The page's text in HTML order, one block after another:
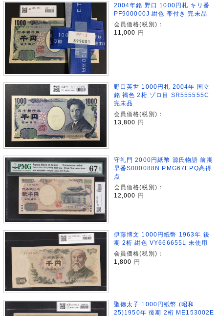
2004年銘 野口 1000円札 キリ番
PF900000J 紺色 帯付き 完未品
会員価格(税別)：
11,000 円
野口英世 1000円札 2004年 国立
銘 褐色 2桁 ゾロ目 SR555555C
完未品
会員価格(税別)：
13,800
円
守礼門 2000円紙幣 源氏物語 前期
早番S000088N PMG67EPQ高得
点
会員価格(税別)：
12,000
円
伊藤博文 1000円紙幣 1963年 後
期 2桁 紺色 VY666655L 未使用
会員価格(税別)：
1,800
円
聖徳太子 1000円紙幣 (昭和
25)1950年 後期 2桁 ME153002E